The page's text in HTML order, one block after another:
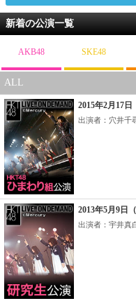
新着の公演一覧
AKB48 SKE48
ALL
2015年2月17
出演者：穴井千
2013年5月9日
出演者：宇井真